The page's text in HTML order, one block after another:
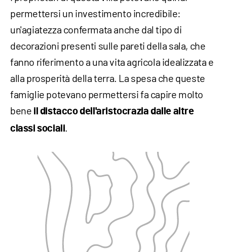
permettersi un investimento incredibile:
un'agiatezza confermata anche dal tipo di
decorazioni presenti sulle pareti della sala, che
fanno riferimento a una vita agricola idealizzata e
alla prosperità della terra. La spesa che queste
famiglie potevano permettersi fa capire molto
bene il distacco dell'aristocrazia dalle altre
classi sociali.